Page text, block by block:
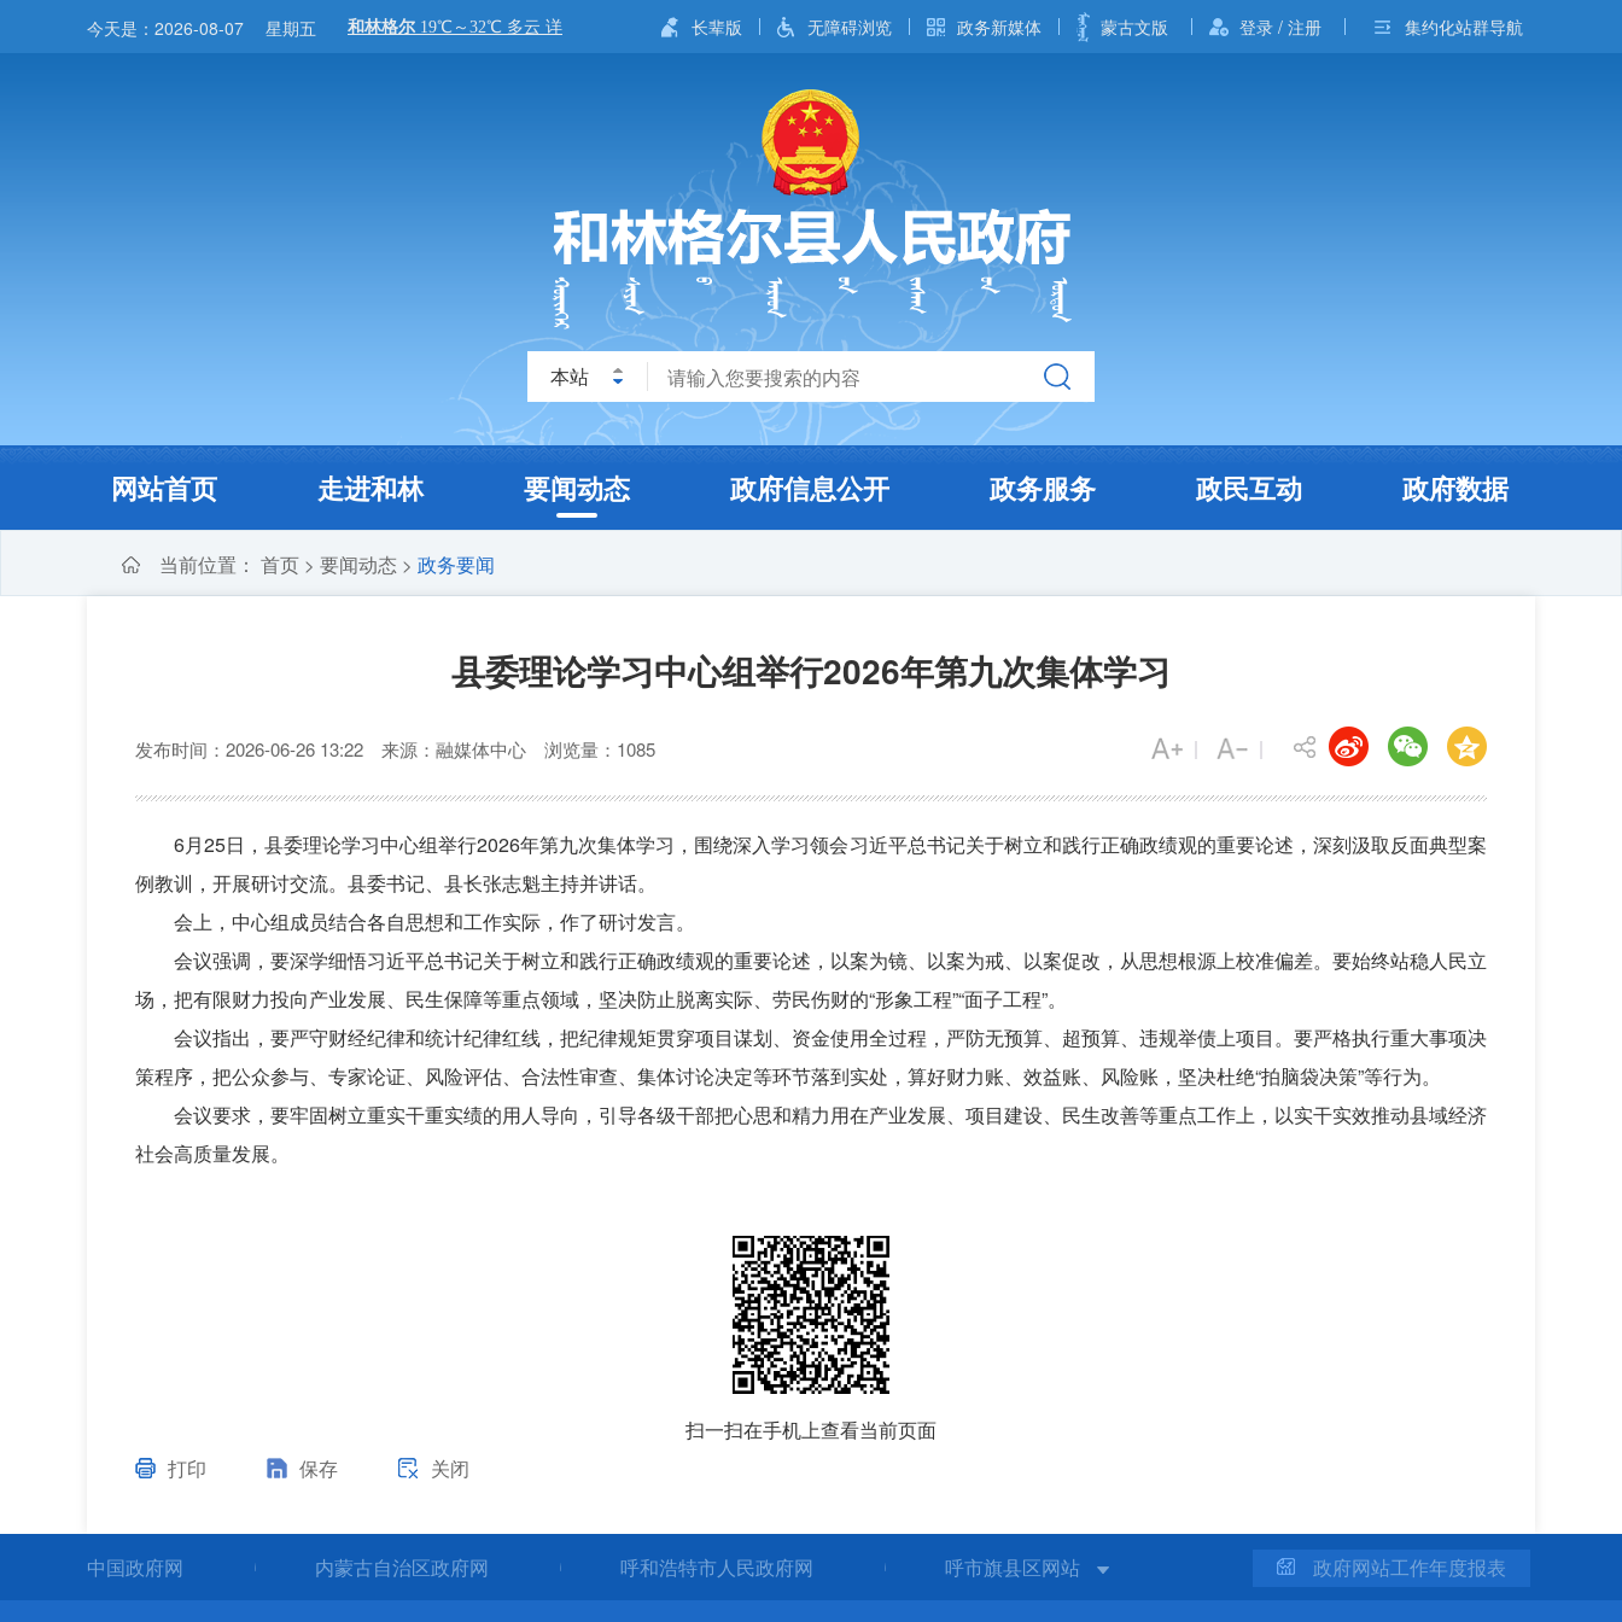
今天是： 2026-08-07 星期五 长辈版 无障碍浏览 政务新媒体 蒙古文版 登录 / 注册 集约化站群导航
本站
网站首页 走进和林 要闻动态 政府信息公开 政务服务 政民互动 政府数据
当前位置： 首页 > 要闻动态 > 政务要闻
县委理论学习中心组举行2026年第九次集体学习
发布时间：2026-06-26 13:22 来源：融媒体中心 浏览量：1085
6月25日，县委理论学习中心组举行2026年第九次集体学习，围绕深入学习领会习近平总书记关于树立和践行正确政绩观的重要论述，深刻汲取反面典型案
例教训，开展研讨交流。县委书记、县长张志魁主持并讲话。
会上，中心组成员结合各自思想和工作实际，作了研讨发言。
会议强调，要深学细悟习近平总书记关于树立和践行正确政绩观的重要论述，以案为镜、以案为戒、以案促改，从思想根源上校准偏差。要始终站稳人民立
场，把有限财力投向产业发展、民生保障等重点领域，坚决防止脱离实际、劳民伤财的“形象工程”“面子工程”。
会议指出，要严守财经纪律和统计纪律红线，把纪律规矩贯穿项目谋划、资金使用全过程，严防无预算、超预算、违规举债上项目。要严格执行重大事项决
策程序，把公众参与、专家论证、风险评估、合法性审查、集体讨论决定等环节落到实处，算好财力账、效益账、风险账，坚决杜绝“拍脑袋决策”等行为。
会议要求，要牢固树立重实干重实绩的用人导向，引导各级干部把心思和精力用在产业发展、项目建设、民生改善等重点工作上，以实干实效推动县域经济
社会高质量发展。
扫一扫在手机上查看当前页面
打印
保存 关闭
中国政府网 内蒙古自治区政府网 呼和浩特市人民政府网 呼市旗县区网站 政府网站工作年度报表